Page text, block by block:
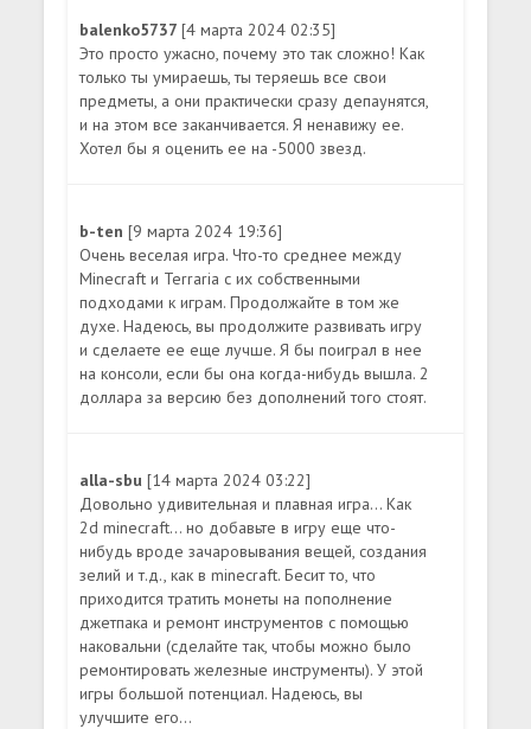
balenko5737[4 марта 2024 02:35]
Это просто ужасно, почему это так сложно! Как
только ты умираешь, ты теряешь все свои
предметы, а они практически сразу депаунятся,
и на этом все заканчивается. Я ненавижу ее.
Хотел бы я оценить ее на -5000 звезд.
b-ten[9 марта 2024 19:36]
Очень веселая игра. Что-то среднее между
Minecraft и Terraria с их собственными
подходами к играм. Продолжайте в том же
духе. Надеюсь, вы продолжите развивать игру
и сделаете ее еще лучше. Я бы поиграл в нее
на консоли, если бы она когда-нибудь вышла. 2
доллара за версию без дополнений того стоят.
alla-sbu[14 марта 2024 03:22]
Довольно удивительная и плавная игра... Как
2d minecraft... но добавьте в игру еще что-
нибудь вроде зачаровывания вещей, создания
зелий и т.д., как в minecraft. Бесит то, что
приходится тратить монеты на пополнение
джетпака и ремонт инструментов с помощью
наковальни (сделайте так, чтобы можно было
ремонтировать железные инструменты). У этой
игры большой потенциал. Надеюсь, вы
улучшите его...